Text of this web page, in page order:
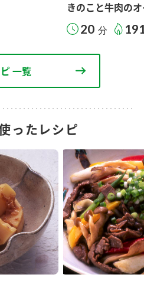
きのこと牛肉の
20 分
一覧
ったレシピ